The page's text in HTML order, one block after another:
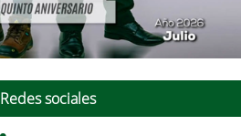
Redes sociales